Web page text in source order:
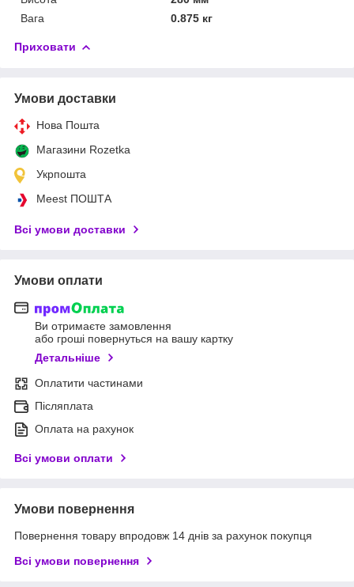
Вага
0.875 кг
Приховати
Умови доставки
Нова Пошта
Магазини Rozetka
Укрпошта
Meest ПОШТА
Всі умови доставки
Умови оплати
Ви отримаєте замовлення
або гроші повернуться на вашу картку
Детальніше
Оплатити частинами
Післяплата
Оплата на рахунок
Всі умови оплати
Умови повернення
Повернення товару впродовж 14 днів за рахунок покупця
Всі умови повернення